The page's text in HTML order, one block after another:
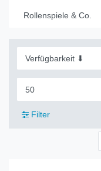
Rollenspiele & Co.
Filter